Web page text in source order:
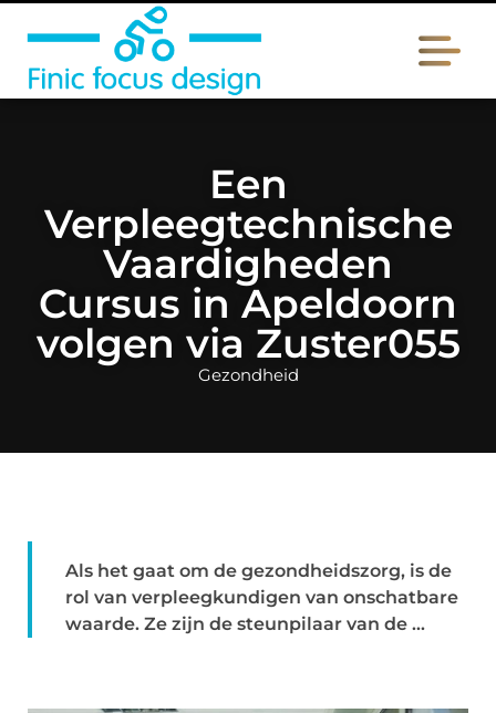
Een
Verpleegtechnische
Vaardigheden
Cursus in Apeldoorn
volgen via Zuster055
Gezondheid
Als het gaat om de gezondheidszorg, is de
rol van verpleegkundigen van onschatbare
waarde. Ze zijn de steunpilaar van de ...